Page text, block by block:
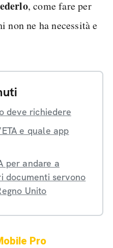
, come fare per
non ne ha necessità e
deve richiedere
e quale app
per andare a
documenti servono
Unito
Pro